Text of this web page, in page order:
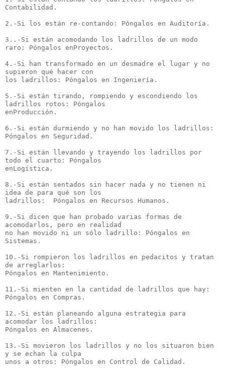
Contabilidad.
2.-Si los están re-contando: Póngalos en Auditoría.
3..-Si están acomodando los ladrillos de un modo
raro: Póngalos enProyectos.
4.-Si han transformado en un desmadre el lugar y no
supieron qué hacer con
los ladrillos: Póngalos en Ingeniería.
5.-Si están tirando, rompiendo y escondiendo los
ladrillos rotos: Póngalos
enProducción.
6.-Si están durmiendo y no han movido los ladrillos:
Póngalos en Seguridad.
7.-Si están llevando y trayendo los ladrillos por
todo el cuarto: Póngalos
enLogística.
8.-Si están sentados sin hacer nada y no tienen ni
idea de para qué son los
ladrillos:  Póngalos en Recursos Humanos.
9.-Si dicen que han probado varias formas de
acomodarlos, pero en realidad
no han movido ni un sólo ladrillo: Póngalos en
Sistemas.
10.-Si rompieron los ladrillos en pedacitos y tratan
de arreglarlos:
Póngalos en Mantenimiento.
11.-Si mienten en la cantidad de ladrillos que hay:
Póngalos en Compras.
12.-Si están planeando alguna estrategia para
acomodar los ladrillos:
Póngalos en Almacenes.
13.-Si movieron los ladrillos y no los situaron bien
y se echan la culpa
unos a otros: Póngalos en Control de Calidad.